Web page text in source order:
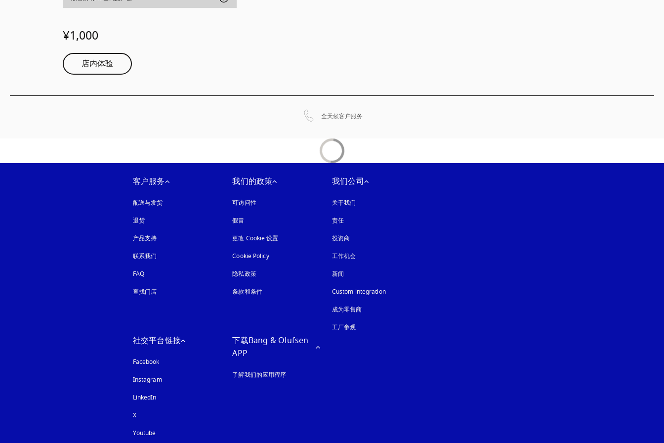
¥1,000
店内体验
全天候客户服务
客户服务
配送与发货
退货
产品支持
联系我们
FAQ
查找门店
我们的政策
可访问性在新选项卡中打开
假冒
更改 Cookie 设置
Cookie Policy在新选项卡中打开
隐私政策在新选项卡中打开
条款和条件
我们公司
关于我们
责任
投资商
工作机会
新闻
Custom integration
成为零售商
工厂参观
社交平台链接
Facebook
Instagram在新选项卡中打开
LinkedIn
X
Youtube
下载Bang & Olufsen
APP
了解我们的应用程序